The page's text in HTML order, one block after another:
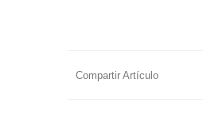
Compartir Artículo